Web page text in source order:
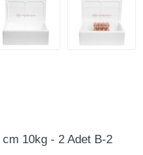
10kg - 2 Adet B-2